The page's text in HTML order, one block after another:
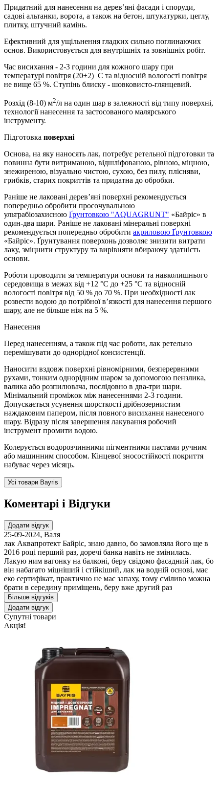
Придатний для нанесення на дерев’яні фасади і споруди,
садові альтанки, ворота, а також на бетон, штукатурки, цеглу,
плитку, штучний камінь.
Ефективний для ущільнення гладких сильно поглинаючих
основ. Використовується для внутрішніх та зовнішніх робіт.
Час висихання - 2-3 години для кожного шару при
температурі повітря (20±2) С та відносній вологості повітря
не вище 65 %. Ступінь блиску - шовковисто-глянцевий.
Розхід (8-10) м2/л на один шар в залежності від типу поверхні,
технології нанесення та застосованого малярського
інструменту.
Підготовка поверхні
Основа, на яку наносять лак, потребує ретельної підготовки та
повинна бути витриманою, відшліфованою, рівною, міцною,
знежиреною, візуально чистою, сухою, без пилу, плісняви,
грибків, старих покриттів та придатна до обробки.
Раніше не лаковані дерев’яні поверхні рекомендується
попередньо обробити просочувальною
ультрабіозахисною Ґрунтовкою "AQUAGRUNT" «Байріс» в
один-два шари. Раніше не лаковані мінеральні поверхні
рекомендується попередньо обробити акриловою Ґрунтовкою
«Байріс». Ґрунтування поверхонь дозволяє знизити витрати
лаку, зміцнити структуру та вирівняти вбираючу здатність
основи.
Роботи проводити за температури основи та навколишнього
середовища в межах від +12 °С до +25 °С та відносній
вологості повітря від 50 % до 70 %. При необхідності лак
розвести водою до потрібної в’язкості для нанесення першого
шару, але не більше ніж на 5 %.
Нанесення
Перед нанесенням, а також під час роботи, лак ретельно
перемішувати до однорідної консистенції.
Наносити вздовж поверхні рівномірними, безперервними
рухами, тонким однорідним шаром за допомогою пензлика,
валика або розпилювача, послідовно в два-три шари.
Мінімальний проміжок між нанесеннями 2-3 години.
Допускається усунення шорсткості дрібнозернистим
наждаковим папером, після повного висихання нанесеного
шару. Відразу після завершення лакування робочий
інструмент промити водою.
Колерується водорозчинними пігментними пастами ручним
або машинним способом. Кінцевої зносостійкості покриття
набуває через місяць.
Усі товари Bayris
Коментарі і Відгуки
Додати відгук
25-09-2024, Валя
лак Аквапротект Байріс, знаю давно, бо замовляла його ще в
2016 році перший раз, доречі банка навіть не змінилась.
Лакую ним вагонку на балконі, беру свідомо фасадний лак, бо
він набагато міцніший і стійкіший, лак на водній основі, має
еко сертифікат, практично не має запаху, тому сміливо можна
брати в середину приміщень, беру вже другий раз
Більше відгуків
Додати відгук
Супутні товари
Акція!